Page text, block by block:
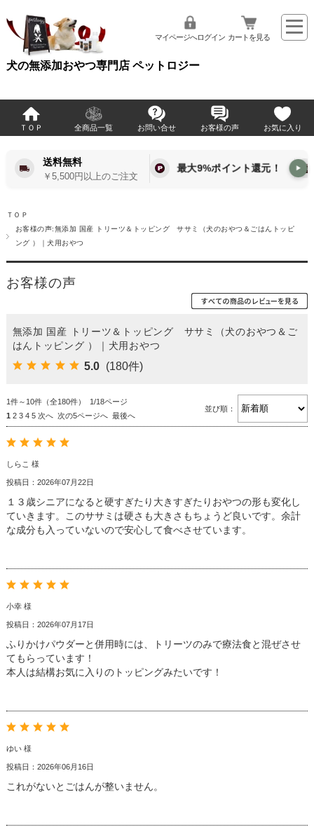
犬の無添加おやつ専門店 ペットロジー
マイページへログイン カートを見る
ＴＯＰ 全商品一覧 お問い合せ お客様の声 お気に入り
送料無料
￥5,500円以上のご注文
最大9%ポイント還元！ ▶
ＴＯＰ
お客様の声:無添加 国産 トリーツ＆トッピング ササミ（犬のおやつ＆ごはんトッピ
ング ）｜犬用おやつ
お客様の声
無添加 国産 トリーツ＆トッピング ササミ（犬のおやつ＆ご
はんトッピング ）｜犬用おやつ
5.0 (180件)
1件～10件（全180件） 1/18ページ
1 2 3 4 5 次へ 次の5ページへ 最後へ
並び順：
しらこ 様
投稿日：2026年07月22日
１３歳シニアになると硬すぎたり大きすぎたりおやつの形も変化し
ていきます。このササミは硬さも大きさもちょうど良いです。余計
な成分も入っていないので安心して食べさせています。
小幸 様
投稿日：2026年07月17日
ふりかけパウダーと併用時には、トリーツのみで療法食と混ぜさせ
てもらっています！
本人は結構お気に入りのトッピングみたいです！
ゆい 様
投稿日：2026年06月16日
これがないとごはんが整いません。